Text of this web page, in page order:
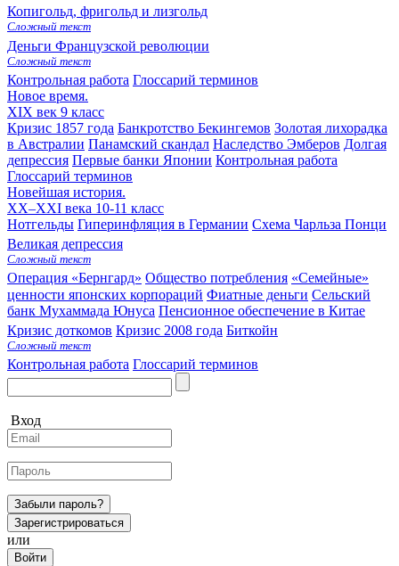
Копигольд, фригольд и лизгольд
Сложный текст
Деньги Французской революции
Сложный текст
Контрольная работа Глоссарий терминов
Новое время.
XIX век 9 класс
Кризис 1857 года Банкротство Бекингемов Золотая лихорадка
в Австралии Панамский скандал Наследство Эмберов Долгая
депрессия Первые банки Японии Контрольная работа
Глоссарий терминов
Новейшая история.
XX–XXI века 10-11 класс
Нотгельды Гиперинфляция в Германии Схема Чарльза Понци
Великая депрессия
Сложный текст
Операция «Бернгард» Общество потребления «Семейные»
ценности японских корпораций Фиатные деньги Сельский
банк Мухаммада Юнуса Пенсионное обеспечение в Китае
Кризис доткомов Кризис 2008 года Биткойн
Сложный текст
Контрольная работа Глоссарий терминов
Вход
Забыли пароль?
Зарегистрироваться
или
Войти